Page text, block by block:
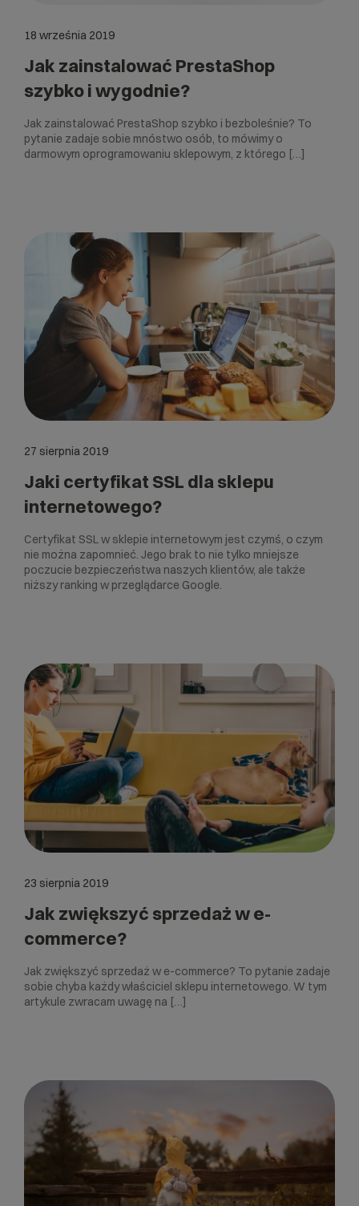
18 września 2019
Jak zainstalować PrestaShop
szybko i wygodnie?
Jak zainstalować PrestaShop szybko i bezboleśnie? To
pytanie zadaje sobie mnóstwo osób, to mówimy o
darmowym oprogramowaniu sklepowym, z którego […]
27 sierpnia 2019
Jaki certyfikat SSL dla sklepu
internetowego?
Certyfikat SSL w sklepie internetowym jest czymś, o czym
nie można zapomnieć. Jego brak to nie tylko mniejsze
poczucie bezpieczeństwa naszych klientów, ale także
niższy ranking w przeglądarce Google.
23 sierpnia 2019
Jak zwiększyć sprzedaż w e-
commerce?
Jak zwiększyć sprzedaż w e-commerce? To pytanie zadaje
sobie chyba każdy właściciel sklepu internetowego. W tym
artykule zwracam uwagę na […]